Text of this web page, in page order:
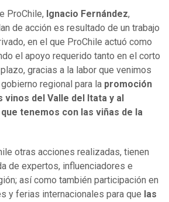
ProChile, Ignacio Fernández,
de acción es resultado de un trabajo
en el que ProChile actuó como
el apoyo requerido tanto en el corto
gracias a la labor que venimos
regional para la promoción
del Valle del Itata y al
tenemos con las viñas de la
otras acciones realizadas, tienen
de expertos, influenciadores e
así como también participación en
y ferias internacionales para que las